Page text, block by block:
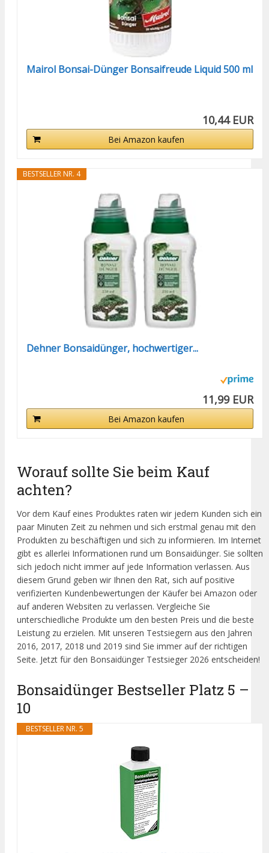
Mairol Bonsai-Dünger Bonsaifreude Liquid 500 ml
10,44 EUR
Bei Amazon kaufen
BESTSELLER NR. 4
Dehner Bonsaidünger, hochwertiger...
11,99 EUR
Bei Amazon kaufen
Worauf sollte Sie beim Kauf
achten?
Vor dem Kauf eines Produktes raten wir jedem Kunden sich ein
paar Minuten Zeit zu nehmen und sich erstmal genau mit den
Produkten zu beschäftigen und sich zu informieren. Im Internet
gibt es allerlei Informationen rund um Bonsaidünger. Sie sollten
sich jedoch nicht immer auf jede Information verlassen. Aus
diesem Grund geben wir Ihnen den Rat, sich auf positive
verifizierten Kundenbewertungen der Käufer bei Amazon oder
auf anderen Websiten zu verlassen. Vergleiche Sie
unterschiedliche Produkte um den besten Preis und die beste
Leistung zu erzielen. Mit unseren Testsiegern aus den Jahren
2016, 2017, 2018 und 2019 sind Sie immer auf der richtigen
Seite. Jetzt für den Bonsaidünger Testsieger 2026 entscheiden!
Bonsaidünger Bestseller Platz 5 –
10
BESTSELLER NR. 5